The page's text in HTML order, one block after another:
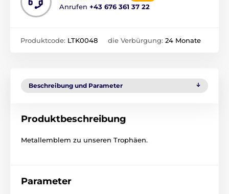
Anrufen +43 676 361 37 22
Produktcode: LTK0048 die Verbürgung: 24 Monate
Beschreibung und Parameter
Produktbeschreibung
Metallemblem zu unseren Trophäen.
Parameter